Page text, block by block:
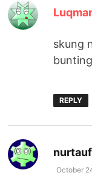
skung
REPLY
October